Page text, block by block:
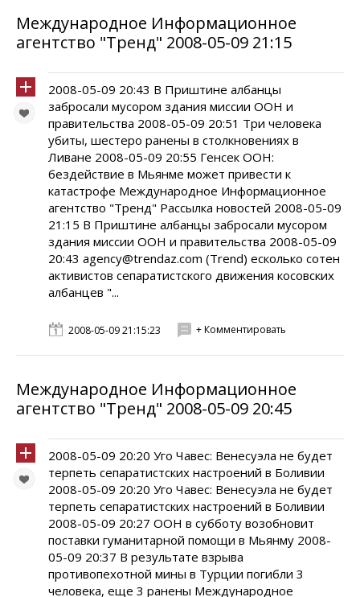
Международное Информационное
агентство "Тренд" 2008-05-09 21:15
2008-05-09 20:43 В Приштине албанцы
забросали мусором здания миссии ООН и
правительства 2008-05-09 20:51 Три человека
убиты, шестеро ранены в столкновениях в
Ливане 2008-05-09 20:55 Генсек ООН:
бездействие в Мьянме может привести к
катастрофе Международное Информационное
агентство "Тренд" Рассылка новостей 2008-05-09
21:15 В Приштине албанцы забросали мусором
здания миссии ООН и правительства 2008-05-09
20:43 agency@trendaz.com (Trend) есколько сотен
активистов сепаратистского движения косовских
албанцев "...
2008-05-09 21:15:23 + Комментировать
Международное Информационное
агентство "Тренд" 2008-05-09 20:45
2008-05-09 20:20 Уго Чавес: Венесуэла не будет
терпеть сепаратистских настроений в Боливии
2008-05-09 20:20 Уго Чавес: Венесуэла не будет
терпеть сепаратистских настроений в Боливии
2008-05-09 20:27 ООН в субботу возобновит
поставки гуманитарной помощи в Мьянму 2008-
05-09 20:37 В результате взрыва
противопехотной мины в Турции погибли 3
человека, еще 3 ранены Международное